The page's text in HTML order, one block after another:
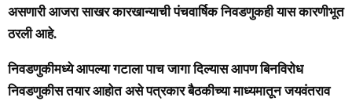
असणारी आजरा साखर कारखान्याची पंचवार्षिक निवडणुकही यास कारणीभूत
ठरली आहे.
निवडणुकीमध्ये आपल्या गटाला पाच जागा दिल्यास आपण बिनविरोध
निवडणुकीस तयार आहोत असे पत्रकार बैठकीच्या माध्यमातून जयवंतराव